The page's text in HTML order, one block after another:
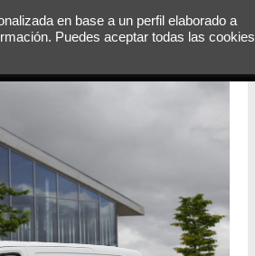
en base a un perfil elaborado a
Puedes aceptar todas las cookies